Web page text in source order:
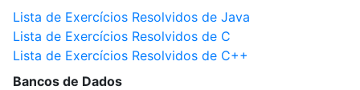
Lista de Exercícios Resolvidos de Java
Lista de Exercícios Resolvidos de C
Lista de Exercícios Resolvidos de C++
Bancos de Dados